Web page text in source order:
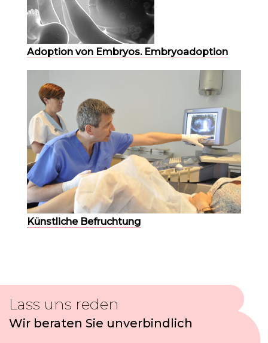
Adoption von Embryos. Embryoadoption
Künstliche Befruchtung
Lass uns reden
Wir beraten Sie unverbindlich